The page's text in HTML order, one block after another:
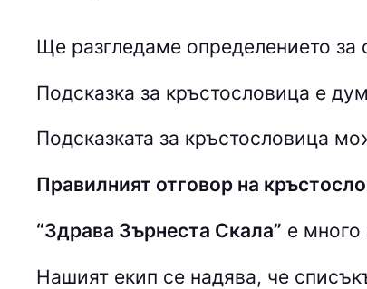
Ще разгледаме определението за
Подсказка за кръстословица е
Подсказката за кръстословица
Правилният отговор на
“Здрава Зърнеста Скала” е много
Нашият екип се надява, че